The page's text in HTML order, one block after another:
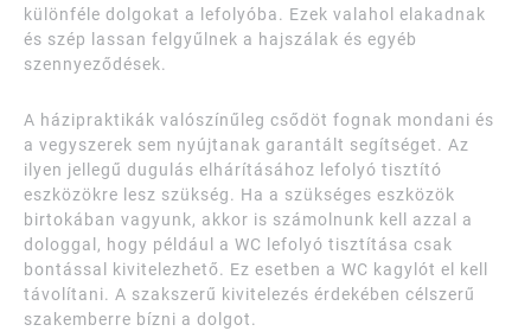
különféle dolgokat a lefolyóba. Ezek valahol elakadnak
és szép lassan felgyűlnek a hajszálak és egyéb
szennyeződések.
A házipraktikák valószínűleg csődöt fognak mondani és
a vegyszerek sem nyújtanak garantált segítséget. Az
ilyen jellegű dugulás elhárításához lefolyó tisztító
eszközökre lesz szükség. Ha a szükséges eszközök
birtokában vagyunk, akkor is számolnunk kell azzal a
dologgal, hogy például a WC lefolyó tisztítása csak
bontással kivitelezhető. Ez esetben a WC kagylót el kell
távolítani. A szakszerű kivitelezés érdekében célszerű
szakemberre bízni a dolgot.